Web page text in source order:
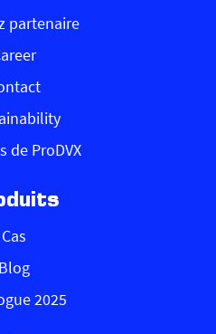
partenaire
de ProDVX
Cas
Blog
2025